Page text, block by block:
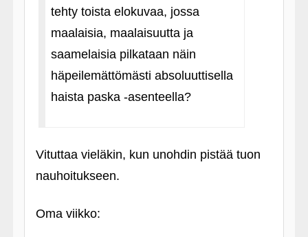
tehty toista elokuvaa, jossa
maalaisia, maalaisuutta ja
saamelaisia pilkataan näin
häpeilemättömästi absoluuttisella
haista paska ‑asenteella?
Vituttaa vieläkin, kun unohdin pistää tuon
nauhoitukseen.
Oma viikko: